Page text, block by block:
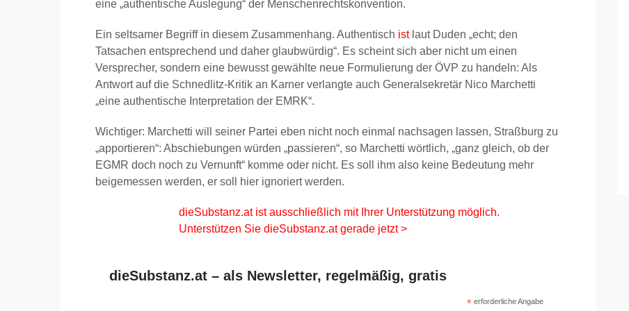
eine „authentische Auslegung“ der Menschenrechtskonvention.
Ein seltsamer Begriff in diesem Zusammenhang. Authentisch istlaut Duden „echt; den
Tatsachen entsprechend und daher glaubwürdig“. Es scheint sich aber nicht um einen
Versprecher, sondern eine bewusst gewählte neue Formulierung der ÖVP zu handeln: Als
Antwort auf die Schnedlitz-Kritik an Karner verlangte auch Generalsekretär Nico Marchetti
„eine authentische Interpretation der EMRK“.
Wichtiger: Marchetti will seiner Partei eben nicht noch einmal nachsagen lassen, Straßburg zu
„apportieren“: Abschiebungen würden „passieren“, so Marchetti wörtlich, „ganz gleich, ob der
EGMR doch noch zu Vernunft“ komme oder nicht. Es soll ihm also keine Bedeutung mehr
beigemessen werden, er soll hier ignoriert werden.
dieSubstanz.at ist ausschließlich mit Ihrer Unterstützung möglich.
Unterstützen Sie dieSubstanz.at gerade jetzt >
dieSubstanz.at – als Newsletter, regelmäßig, gratis
* erforderliche Angabe